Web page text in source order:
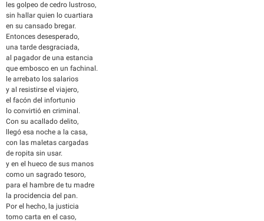
les golpeo de cedro lustroso,
sin hallar quien lo cuartiara
en su cansado bregar.
Entonces desesperado,
una tarde desgraciada,
al pagador de una estancia
que embosco en un fachinal.
le arrebato los salarios
y al resistirse el viajero,
el facón del infortunio
lo convirtió en criminal.
Con su acallado delito,
llegó esa noche a la casa,
con las maletas cargadas
de ropita sin usar.
y en el hueco de sus manos
como un sagrado tesoro,
para el hambre de tu madre
la procidencia del pan.
Por el hecho, la justicia
tomo carta en el caso,